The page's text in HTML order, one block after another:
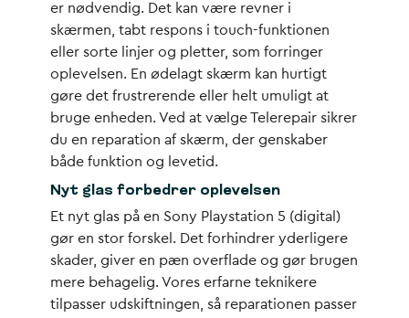
er nødvendig. Det kan være revner i
skærmen, tabt respons i touch-funktionen
eller sorte linjer og pletter, som forringer
oplevelsen. En ødelagt skærm kan hurtigt
gøre det frustrerende eller helt umuligt at
bruge enheden. Ved at vælge Telerepair sikrer
du en reparation af skærm, der genskaber
både funktion og levetid.
Nyt glas forbedrer oplevelsen
Et nyt glas på en Sony Playstation 5 (digital)
gør en stor forskel. Det forhindrer yderligere
skader, giver en pæn overflade og gør brugen
mere behagelig. Vores erfarne teknikere
tilpasser udskiftningen, så reparationen passer